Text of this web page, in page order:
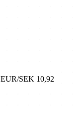
EUR/SEK 10,92